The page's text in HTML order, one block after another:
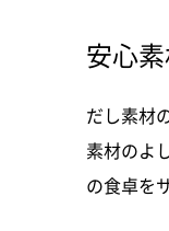
安心
だし素材
素材のよ
の食卓を